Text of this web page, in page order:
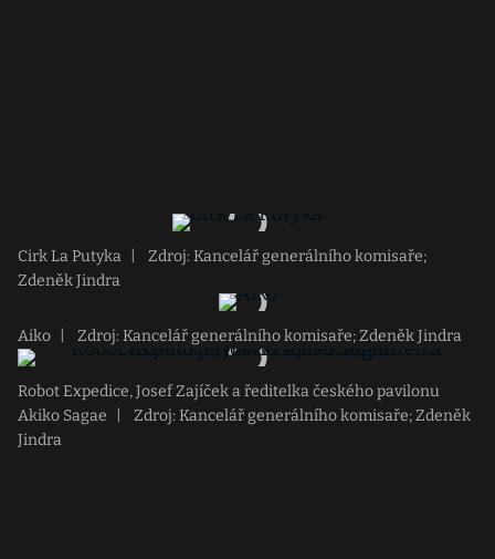
Cirk La Putyka
Zdroj: Kancelář generálního komisaře;
Zdeněk Jindra
Aiko Zdroj: Kancelář generálního komisaře; Zdeněk Jindra
Robot Expedice, Josef Zajíček a ředitelka českého pavilonu
Akiko Sagae
Zdroj: Kancelář generálního komisaře; Zdeněk
Jindra